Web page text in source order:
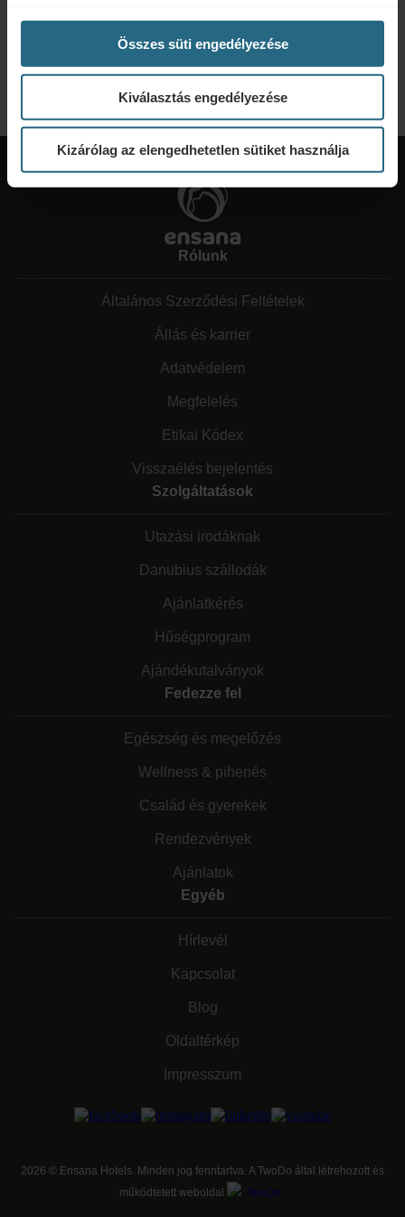
Összes süti engedélyezése
Kiválasztás engedélyezése
Kizárólag az elengedhetetlen sütiket használja
legjobb ajánlatot készíthessük Önnek. Szívesen megosztunk minden további
információt, amelyet nem talált meg weboldalunkon.
KÉRJEN AJÁNLATOT
Rólunk
Általános Szerződési Feltételek
Állás és karrier
Adatvédelem
Megfelelés
Etikai Kódex
Visszaélés bejelentés
Szolgáltatások
Utazási irodáknak
Danubius szállodák
Ajánlatkérés
Hűségprogram
Ajándékutalványok
Fedezze fel
Egészség és megelőzés
Wellness & pihenés
Család és gyerekek
Rendezvények
Ajánlatok
Egyéb
Hírlevél
Kapcsolat
Blog
Oldaltérkép
Impresszum
2026 © Ensana Hotels. Minden jog fenntartva. A TwoDo által létrehozott és
működtetett weboldal